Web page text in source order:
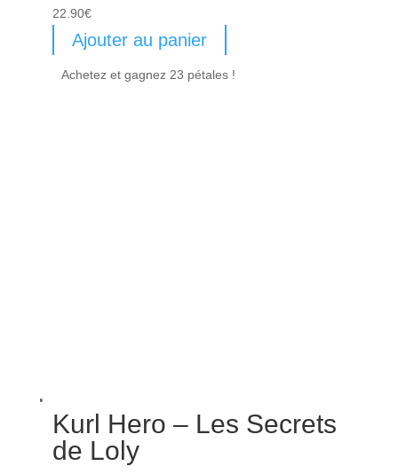
22.90€
Ajouter au panier
Achetez et gagnez 23 pétales !
Kurl Hero – Les Secrets
de Loly